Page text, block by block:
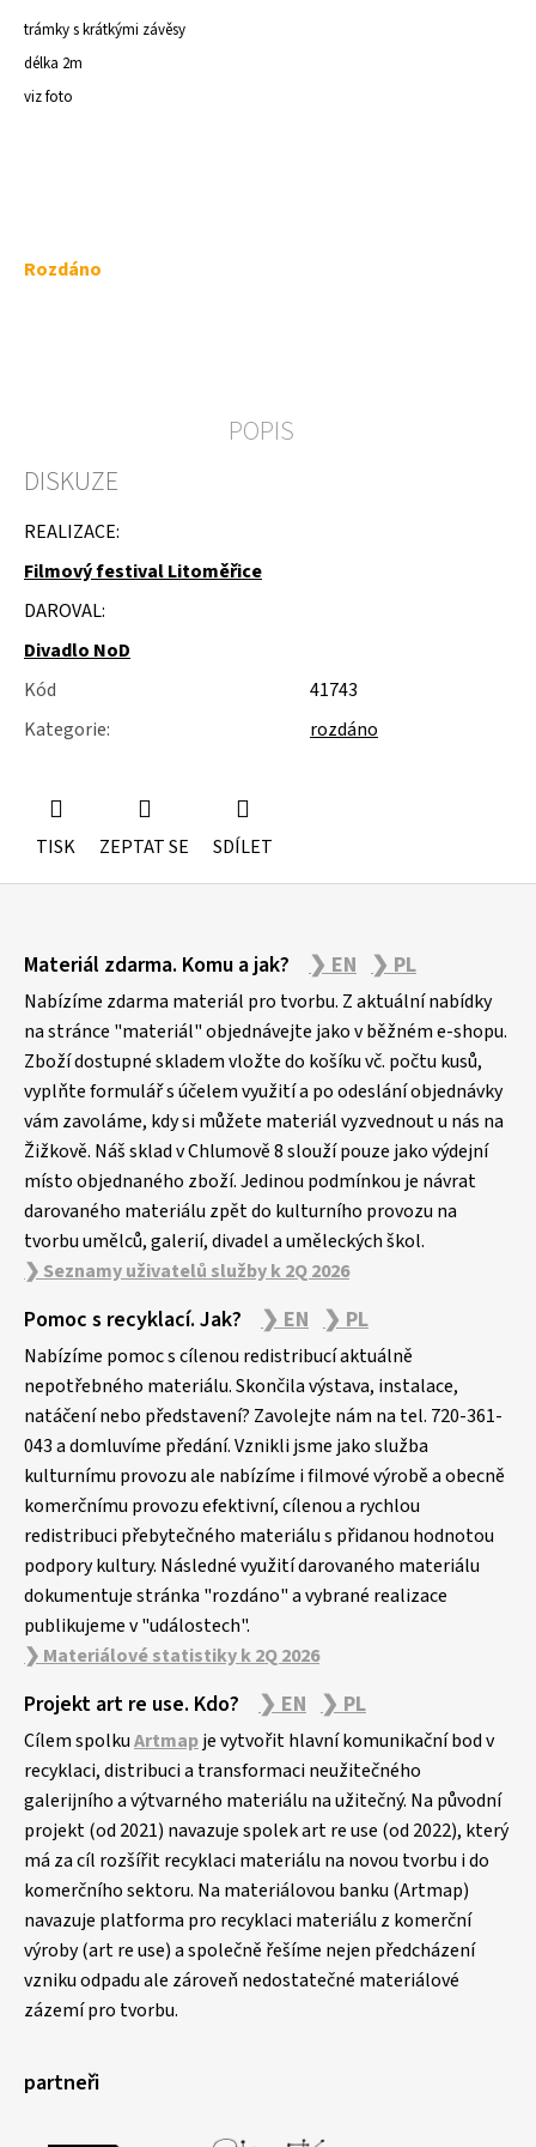
trámky s krátkými závěsy
délka 2m
viz foto
Měrná
Rozdáno
POPIS
DISKUZE
REALIZACE:
Filmový festival Litoměřice
DAROVAL:
Divadlo NoD
Kód
41743
Kategorie: rozdáno
TISK ZEPTAT SE SDÍLET
a
j
í
r
č
u
j
m
e
POLYSTYREN
Materiál zdarma. Komu a jak? ❯ EN ❯ PL
Nabízíme zdarma materiál pro tvorbu. Z aktuální nabídky
na stránce "materiál" objednávejte jako v běžném e-shopu.
Zboží dostupné skladem vložte do košíku vč. počtu kusů,
vyplňte formulář s účelem využití a po odeslání objednávky
vám zavoláme, kdy si můžete materiál vyzvednout u nás na
Žižkově. Náš sklad v Chlumově 8 slouží pouze jako výdejní
místo objednaného zboží. Jedinou podmínkou je návrat
darovaného materiálu zpět do kulturního provozu na
tvorbu umělců, galerií, divadel a uměleckých škol.
❯ Seznamy uživatelů služby k 2Q 2026
Pomoc s recyklací. Jak? ❯ EN ❯ PL
Nabízíme pomoc s cílenou redistribucí aktuálně
nepotřebného materiálu. Skončila výstava, instalace,
natáčení nebo představení? Zavolejte nám na tel. 720-361-
043 a domluvíme předání. Vznikli jsme jako služba
kulturnímu provozu ale nabízíme i filmové výrobě a obecně
komerčnímu provozu efektivní, cílenou a rychlou
redistribuci přebytečného materiálu s přidanou hodnotou
podpory kultury. Následné využití darovaného materiálu
dokumentuje stránka "rozdáno" a vybrané realizace
publikujeme v "událostech".
❯ Materiálové statistiky k 2Q 2026
Projekt art re use. Kdo? ❯ EN ❯ PL
Cílem spolkuArtmapje vytvořit hlavní komunikační bod v
recyklaci, distribuci a transformaci neužitečného
galerijního a výtvarného materiálu na užitečný. Na původní
projekt (od 2021) navazuje spolek art re use (od 2022), který
má za cíl rozšířit recyklaci materiálu na novou tvorbu i do
komerčního sektoru. Na materiálovou banku (Artmap)
navazuje platforma pro recyklaci materiálu z komerční
výroby (art re use) a společně řešíme nejen předcházení
vzniku odpadu ale zároveň nedostatečné materiálové
zázemí pro tvorbu.
partneři